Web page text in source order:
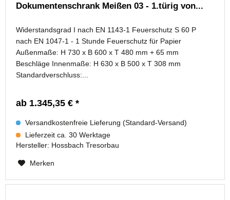
Dokumentenschrank Meißen 03 - 1.türig von...
Widerstandsgrad I nach EN 1143-1 Feuerschutz S 60 P
nach EN 1047-1 - 1 Stunde Feuerschutz für Papier
Außenmaße: H 730 x B 600 x T 480 mm + 65 mm
Beschläge Innenmaße: H 630 x B 500 x T 308 mm
Standardverschluss:...
ab 1.345,35 € *
Versandkostenfreie Lieferung (Standard-Versand)
Lieferzeit ca. 30 Werktage
Hersteller: Hossbach Tresorbau
Merken